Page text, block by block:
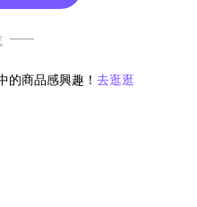
的商品感興趣！ 去逛逛